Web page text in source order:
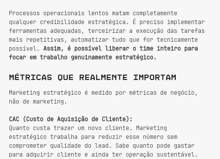
Processos operacionais lentos matam completamente
qualquer credibilidade estratégica. É preciso implementar
ferramentas adequadas, terceirizar a execução das tarefas
mais repetitivas, automatizar tudo que for tecnicamente
possível. Assim, é possível liberar o time inteiro para
focar em trabalho genuinamente estratégico.
Métricas que realmente importam
Marketing estratégico é medido por métricas de negócio,
não de marketing.
CAC (Custo de Aquisição de Cliente):
Quanto custa trazer um novo cliente. Marketing
estratégico trabalha para reduzir esse número sem
comprometer qualidade do lead. Sabe quanto pode gastar
para adquirir cliente e ainda ter operação sustentável.